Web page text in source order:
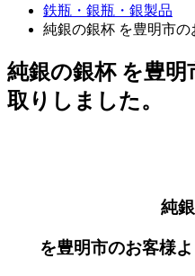
鉄瓶・銀瓶・銀製品
純銀の銀杯 を豊明市の
純銀の銀杯 を豊
取りしました。
純
を豊明市のお客様